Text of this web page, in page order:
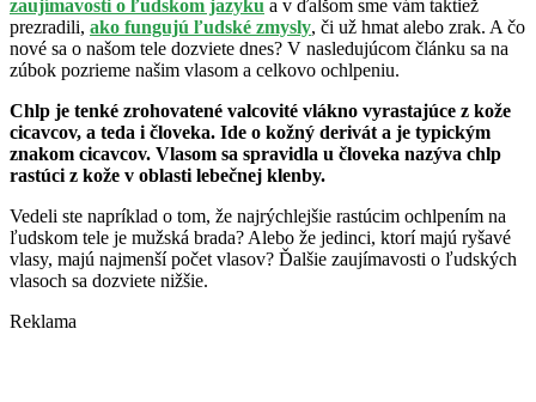
zaujímavosti o ľudskom jazyku a v ďalšom sme vám taktiež
prezradili, ako fungujú ľudské zmysly, či už hmat alebo zrak. A čo
nové sa o našom tele dozviete dnes? V nasledujúcom článku sa na
zúbok pozrieme našim vlasom a celkovo ochlpeniu.
Chlp je tenké zrohovatené valcovité vlákno vyrastajúce z kože
cicavcov, a teda i človeka. Ide o kožný derivát a je typickým
znakom cicavcov. Vlasom sa spravidla u človeka nazýva chlp
rastúci z kože v oblasti lebečnej klenby.
Vedeli ste napríklad o tom, že najrýchlejšie rastúcim ochlpením na
ľudskom tele je mužská brada? Alebo že jedinci, ktorí majú ryšavé
vlasy, majú najmenší počet vlasov? Ďalšie zaujímavosti o ľudských
vlasoch sa dozviete nižšie.
Reklama